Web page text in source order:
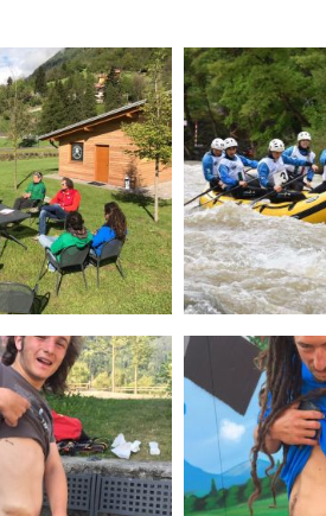
Federali
e Affiliazione